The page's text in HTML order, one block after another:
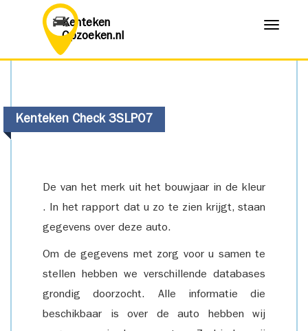
Kenteken
Opzoeken.nl
Menu
Kenteken Check 3SLP07
De van het merk uit het bouwjaar in de kleur
. In het rapport dat u zo te zien krijgt, staan
gegevens over deze auto.
Om de gegevens met zorg voor u samen te
stellen hebben we verschillende databases
grondig doorzocht. Alle informatie die
beschikbaar is over de auto hebben wij